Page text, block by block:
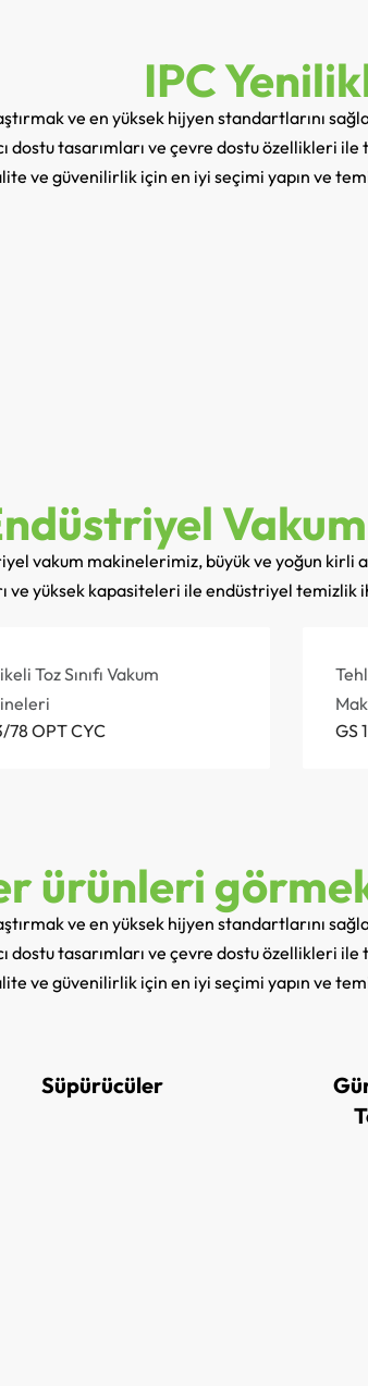
IPC
ve en yüksek hijyen standartlarını
dostu tasarımları ve çevre dostu özellikleri
ve güvenilirlik için en iyi seçimi yapın ve
vakum makinelerimiz, büyük ve yoğun kirli
ve yüksek kapasiteleri ile endüstriyel temizlik
Toz Sınıfı Vakum
78 OPT CYC
GS
ürünleri
ve en yüksek hijyen standartlarını
dostu tasarımları ve çevre dostu özellikleri
ve güvenilirlik için en iyi seçimi yapın ve
Süpürücüler